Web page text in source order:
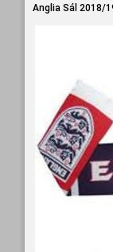
Anglia Sál 2018/